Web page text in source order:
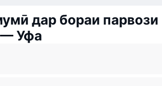
дар бораи парвози
— Уфа